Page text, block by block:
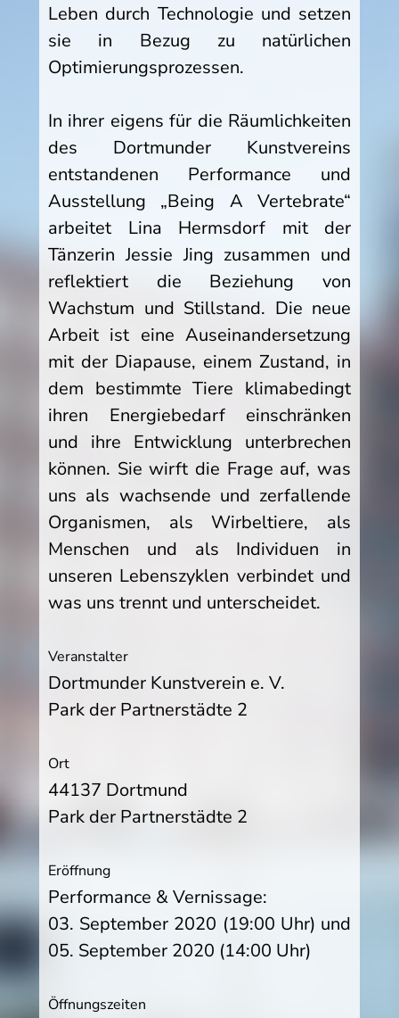
Leben durch Technologie und setzen
sie in Bezug zu natürlichen
Optimierungsprozessen.
In ihrer eigens für die Räumlichkeiten
des Dortmunder Kunstvereins
entstandenen Performance und
Ausstellung „Being A Vertebrate“
arbeitet Lina Hermsdorf mit der
Tänzerin Jessie Jing zusammen und
reflektiert die Beziehung von
Wachstum und Stillstand. Die neue
Arbeit ist eine Auseinandersetzung
mit der Diapause, einem Zustand, in
dem bestimmte Tiere klimabedingt
ihren Energiebedarf einschränken
und ihre Entwicklung unterbrechen
können. Sie wirft die Frage auf, was
uns als wachsende und zerfallende
Organismen, als Wirbeltiere, als
Menschen und als Individuen in
unseren Lebenszyklen verbindet und
was uns trennt und unterscheidet.
Veranstalter
Dortmunder Kunstverein e. V.
Park der Partnerstädte 2
Ort
44137 Dortmund
Park der Partnerstädte 2
Eröffnung
Performance & Vernissage:
03. September 2020 (19:00 Uhr) und
05. September 2020 (14:00 Uhr)
Öffnungszeiten